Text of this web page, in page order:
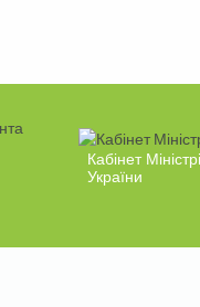
Кабінет
України